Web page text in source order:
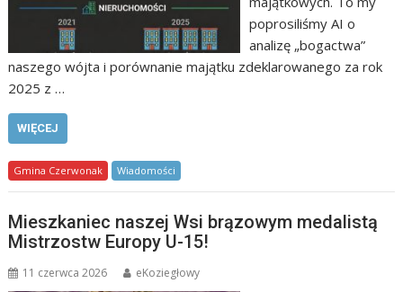
poprosiliśmy AI o
analizę „bogactwa”
naszego wójta i porównanie majątku zdeklarowanego za rok
2025 z …
WIĘCEJ
Gmina Czerwonak Wiadomości
Mieszkaniec naszej Wsi brązowym medalistą
Mistrzostw Europy U-15!
11 czerwca 2026 eKoziegłowy